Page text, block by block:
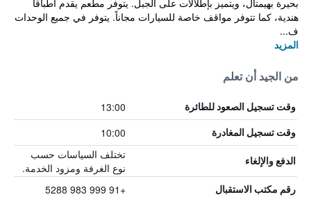
بحيرة بهيمتال، ويتميز بإطلالات على الجبل. يتوفر مطعم يقدم أطباقاً
هندية، كما تتوفر مواقف خاصة للسيارات مجاناً. يتوفر في جميع الوحدات
ف...
المزيد
من الجيد أن تعلم
وقت تسجيل الصعود للطائرة 13:00
وقت تسجيل المغادرة 10:00
الدفع والإلغاء
تختلف السياسات حسب
نوع الغرفة ومزود الخدمة.
رقم مكتب الاستقبال +91 999 983 5288